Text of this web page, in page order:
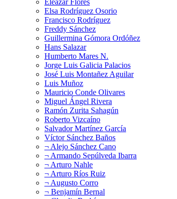
Elsa Rodríguez Osorio
Francisco Rodríguez
Freddy Sánchez
Guillermina Gómora Ordóñez
Hans Salazar
Humberto Mares N.
Jorge Luis Galicia Palacios
José Luis Montañez Aguilar
Luis Muñoz
Mauricio Conde Olivares
Miguel Ángel Rivera
Ramón Zurita Sahagún
Roberto Vizcaíno
Salvador Martínez García
Víctor Sánchez Baños
¬ Alejo Sánchez Cano
¬ Armando Sepúlveda Ibarra
¬ Arturo Nahle
¬ Arturo Ríos Ruiz
¬ Augusto Corro
¬ Benjamín Bernal